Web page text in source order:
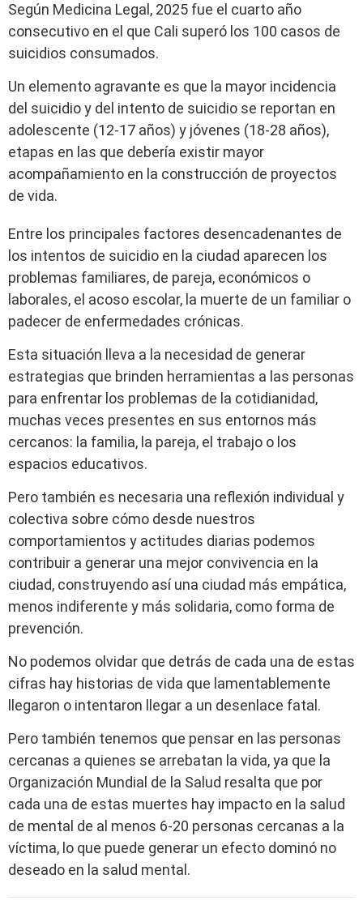
Según Medicina Legal, 2025 fue el cuarto año
consecutivo en el que Cali superó los 100 casos de
suicidios consumados.
Un elemento agravante es que la mayor incidencia
del suicidio y del intento de suicidio se reportan en
adolescente (12-17 años) y jóvenes (18-28 años),
etapas en las que debería existir mayor
acompañamiento en la construcción de proyectos
de vida.
Entre los principales factores desencadenantes de
los intentos de suicidio en la ciudad aparecen los
problemas familiares, de pareja, económicos o
laborales, el acoso escolar, la muerte de un familiar o
padecer de enfermedades crónicas.
Esta situación lleva a la necesidad de generar
estrategias que brinden herramientas a las personas
para enfrentar los problemas de la cotidianidad,
muchas veces presentes en sus entornos más
cercanos: la familia, la pareja, el trabajo o los
espacios educativos.
Pero también es necesaria una reflexión individual y
colectiva sobre cómo desde nuestros
comportamientos y actitudes diarias podemos
contribuir a generar una mejor convivencia en la
ciudad, construyendo así una ciudad más empática,
menos indiferente y más solidaria, como forma de
prevención.
No podemos olvidar que detrás de cada una de estas
cifras hay historias de vida que lamentablemente
llegaron o intentaron llegar a un desenlace fatal.
Pero también tenemos que pensar en las personas
cercanas a quienes se arrebatan la vida, ya que la
Organización Mundial de la Salud resalta que por
cada una de estas muertes hay impacto en la salud
de mental de al menos 6-20 personas cercanas a la
víctima, lo que puede generar un efecto dominó no
deseado en la salud mental.